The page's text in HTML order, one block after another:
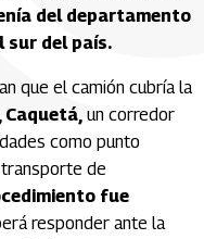
del departamento
sur del país.
que el camión cubría la
Caquetá, un corredor
como punto
de
fue
responder ante la